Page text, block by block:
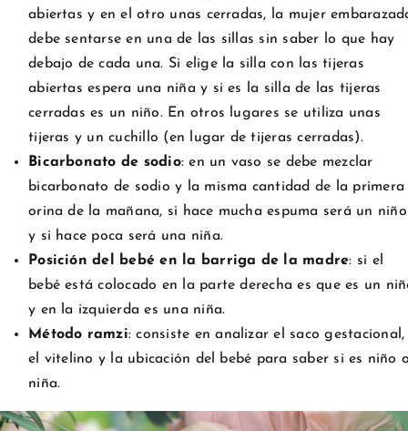
abiertas y en el otro unas cerradas, la mujer
debe sentarse en una de las sillas sin saber lo que hay
debajo de cada una. Si elige la silla con las tijeras
abiertas espera una niña y si es la silla de las tijeras
cerradas es un niño. En otros lugares se utiliza unas
tijeras y un cuchillo (en lugar de tijeras cerradas).
Bicarbonato de sodio: en un vaso se debe mezclar
bicarbonato de sodio y la misma cantidad de la primera
orina de la mañana, si hace mucha espuma será un niño
y si hace poca será una niña.
Posición del bebé en la barriga de la madre: si el
bebé está colocado en la parte derecha es que es un
y en la izquierda es una niña.
Método ramzi: consiste en analizar el saco gestacional,
el vitelino y la ubicación del bebé para saber si es niño
niña.